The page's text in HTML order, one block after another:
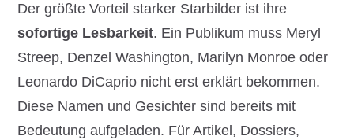
Der größte Vorteil starker Starbilder ist ihre
sofortige Lesbarkeit. Ein Publikum muss Meryl
Streep, Denzel Washington, Marilyn Monroe oder
Leonardo DiCaprio nicht erst erklärt bekommen.
Diese Namen und Gesichter sind bereits mit
Bedeutung aufgeladen. Für Artikel, Dossiers,